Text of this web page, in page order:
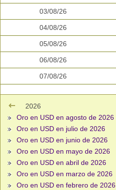
03/08/26
04/08/26
05/08/26
06/08/26
07/08/26
2026
Oro en USD en agosto de 2026
Oro en USD en julio de 2026
Oro en USD en junio de 2026
Oro en USD en mayo de 2026
Oro en USD en abril de 2026
Oro en USD en marzo de 2026
Oro en USD en febrero de 2026